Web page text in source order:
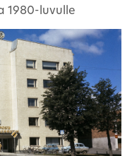
1980-luvulle